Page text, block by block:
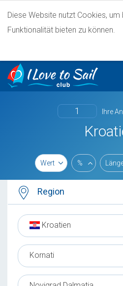
Diese Website nutzt Cookies,
Funktionalität bieten zu können.
1 Ihre
Wert %
Region
Kroatien
Kornati